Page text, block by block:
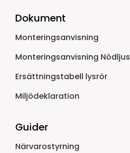
Dokument
Monteringsanvisning
Monteringsanvisning Nödljus
Ersättningstabell lysrör
Miljödeklaration
Guider
Närvarostyrning